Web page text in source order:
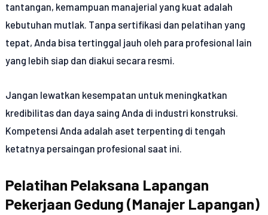
tantangan, kemampuan manajerial yang kuat adalah
kebutuhan mutlak. Tanpa sertifikasi dan pelatihan yang
tepat, Anda bisa tertinggal jauh oleh para profesional lain
yang lebih siap dan diakui secara resmi.
Jangan lewatkan kesempatan untuk meningkatkan
kredibilitas dan daya saing Anda di industri konstruksi.
Kompetensi Anda adalah aset terpenting di tengah
ketatnya persaingan profesional saat ini.
Pelatihan Pelaksana Lapangan
Pekerjaan Gedung (Manajer Lapangan)